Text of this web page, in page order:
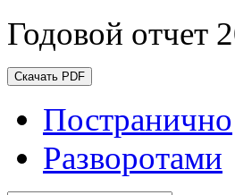
Годовой отчет
Скачать PDF
Постранично
Разворотами